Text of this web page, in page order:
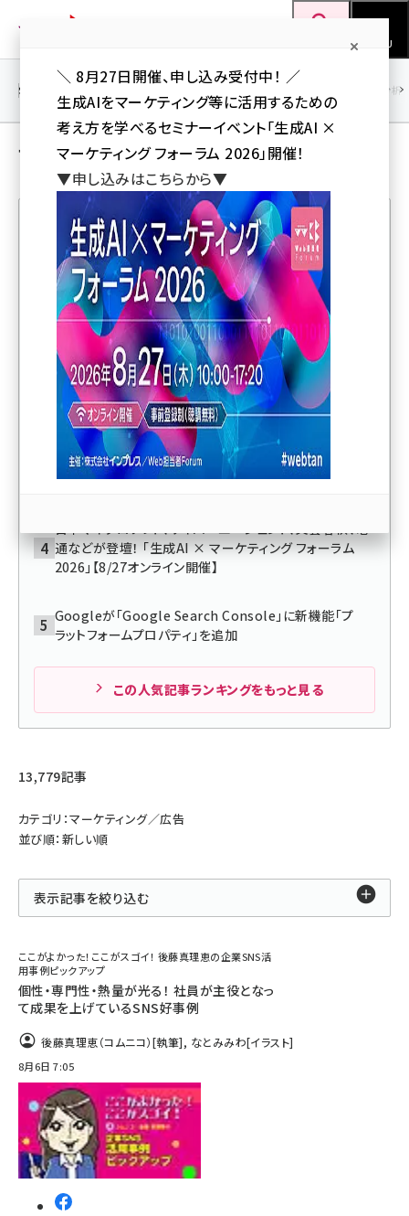
ン
MENU
seo (3538)
ai (2820)
youtube (2444)
note (2322)
セミナー (2315)
z世代 (1629)
meo (1281)
llmo (1167)
SEO アクセス解析／データ分析
マーケティング／広告 の 記事
人気記事ランキング
HubSpotがABM実践機能の提供開始、日本企業データ
で「FORCAS」と「LBC」と製品連携
マーケティング支援ソフト「Marketing Hub」最上位プラ
ン「Enterprise」に新機能追加
マーケティング支援ツール「Marketing Hub」に
「Facebook」広告の管理機能を標準搭載
日本マイクロソフト、サイバーエージェント、文藝春秋、電
通などが登壇！ 「生成AI × マーケティング フォーラム
2026」【8/27オンライン開催】
Googleが「Google Search Console」に新機能「プ
ラットフォームプロパティ」を追加
この人気記事ランキングをもっと見る
13,779記事
カテゴリ：マーケティング／広告
並び順：新しい順
表示記事を絞り込む
ここがよかった！ここがスゴイ！ 後藤真理恵の企業SNS活
用事例ピックアップ
個性・専門性・熱量が光る！ 社員が主役となっ
て成果を上げているSNS好事例
後藤真理恵（コムニコ）[執筆], なとみみわ[イラスト]
8月6日 7:05
＼ 8月27日開催、申し込み受付中！ ／
生成AIをマーケティング等に活用するための
考え方を学べるセミナーイベント「生成AI ×
マーケティング フォーラム 2026」開催！
▼申し込みはこちらから▼